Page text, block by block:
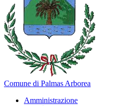
Comune di Palmas Arborea
Amministrazione